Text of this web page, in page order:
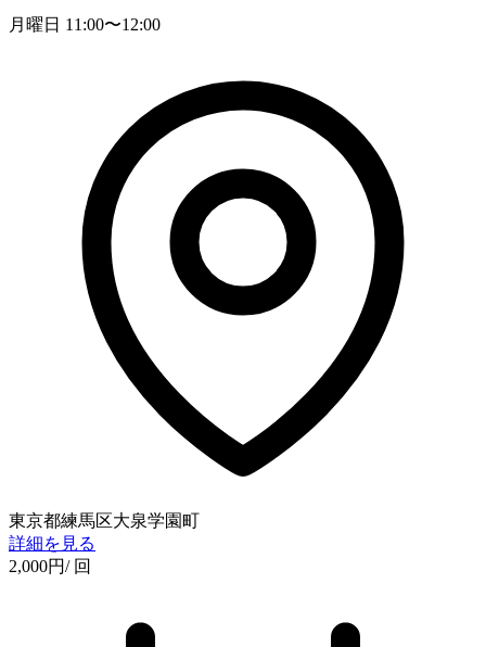
月曜日 11:00〜12:00
東京都練馬区大泉学園町
詳細を見る
2,000円/ 回